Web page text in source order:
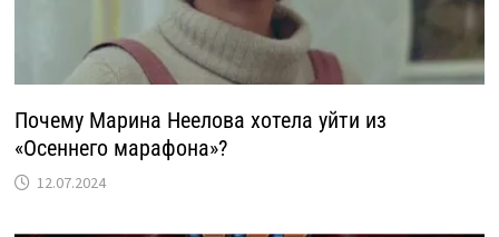
Почему Марина Неелова хотела уйти из
«Осеннего марафона»?
12.07.2024